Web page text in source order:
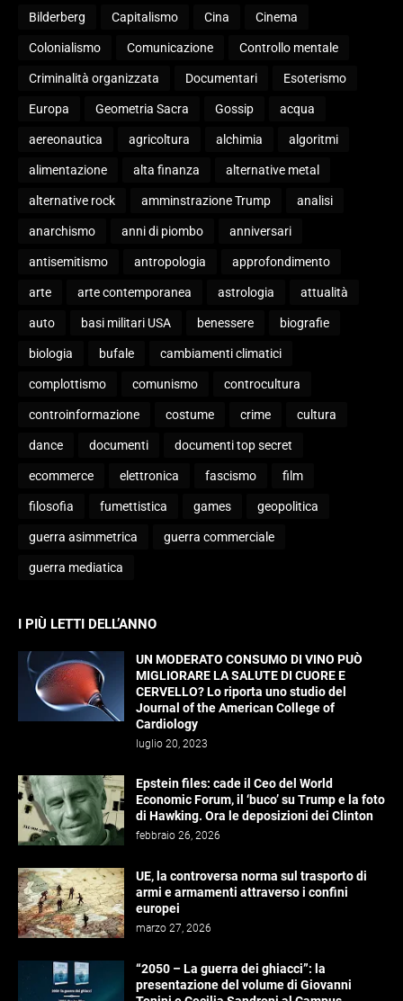
Bilderberg Capitalismo Cina Cinema
Colonialismo Comunicazione Controllo mentale
Criminalità organizzata Documentari Esoterismo
Europa Geometria Sacra Gossip acqua
aereonautica agricoltura alchimia algoritmi
alimentazione alta finanza alternative metal
alternative rock amminstrazione Trump analisi
anarchismo anni di piombo anniversari
antisemitismo antropologia approfondimento
arte arte contemporanea astrologia attualità
auto basi militari USA benessere biografie
biologia bufale cambiamenti climatici
complottismo comunismo controcultura
controinformazione costume crime cultura
dance documenti documenti top secret
ecommerce elettronica fascismo film
filosofia fumettistica games geopolitica
guerra asimmetrica guerra commerciale
guerra mediatica
I PIÙ LETTI DELL’ANNO
UN MODERATO CONSUMO DI VINO PUÒ
MIGLIORARE LA SALUTE DI CUORE E
CERVELLO? Lo riporta uno studio del
Journal of the American College of
Cardiology
luglio 20, 2023
Epstein files: cade il Ceo del World
Economic Forum, il ‘buco’ su Trump e la foto
di Hawking. Ora le deposizioni dei Clinton
febbraio 26, 2026
UE, la controversa norma sul trasporto di
armi e armamenti attraverso i confini
europei
marzo 27, 2026
“2050 – La guerra dei ghiacci”: la
presentazione del volume di Giovanni